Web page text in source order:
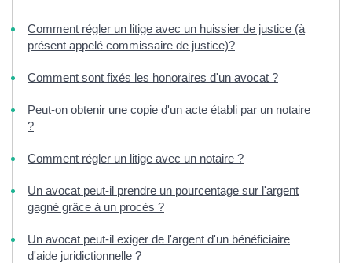
Comment régler un litige avec un huissier de justice (à
présent appelé commissaire de justice)?
Comment sont fixés les honoraires d'un avocat ?
Peut-on obtenir une copie d'un acte établi par un notaire
?
Comment régler un litige avec un notaire ?
Un avocat peut-il prendre un pourcentage sur l'argent
gagné grâce à un procès ?
Un avocat peut-il exiger de l'argent d'un bénéficiaire
d'aide juridictionnelle ?